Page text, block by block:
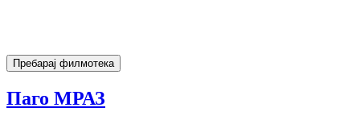
Паго МРАЗ